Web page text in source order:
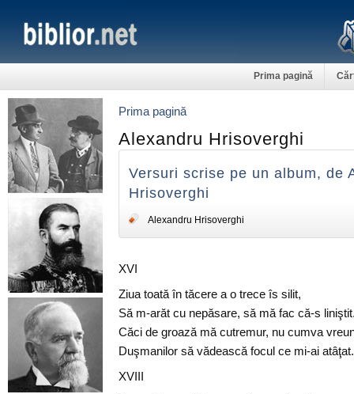
Prima pagină
Prima pagină
Alexandru Hrisoverghi
Versuri scrise pe un album, de
Hrisoverghi
Alexandru Hrisoverghi
XVI
Ziua toată în tăcere a o trece îs silit,
Să m-arăt cu nepăsare, să mă fac că-s
Căci de groază mă cutremur, nu cumva
Duşmanilor să vădească focul ce mi-ai atâţat.
XVIII